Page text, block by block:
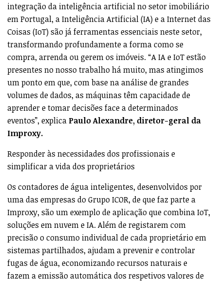
integração da inteligência artificial no setor imobiliário
em Portugal, a Inteligência Artificial (IA) e a Internet das
Coisas (IoT) são já ferramentas essenciais neste setor,
transformando profundamente a forma como se
compra, arrenda ou gerem os imóveis. “A IA e IoT estão
presentes no nosso trabalho há muito, mas atingimos
um ponto em que, com base na análise de grandes
volumes de dados, as máquinas têm capacidade de
aprender e tomar decisões face a determinados
eventos”, explica Paulo Alexandre, diretor-geral da
Improxy.
Responder às necessidades dos profissionais e
simplificar a vida dos proprietários
Os contadores de água inteligentes, desenvolvidos por
uma das empresas do Grupo ICOR, de que faz parte a
Improxy, são um exemplo de aplicação que combina IoT,
soluções em nuvem e IA. Além de registarem com
precisão o consumo individual de cada proprietário em
sistemas partilhados, ajudam a prevenir e controlar
fugas de água, economizando recursos naturais e
fazem a emissão automática dos respetivos valores de